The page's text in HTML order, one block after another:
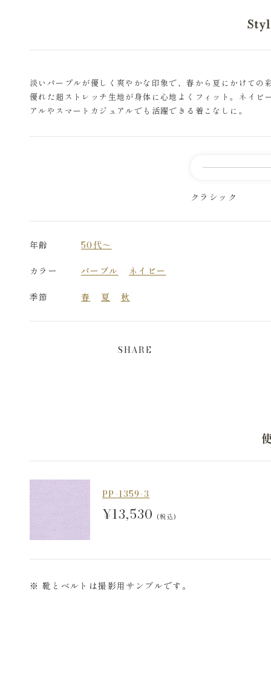
淡いパープルが優しく爽やかな印象で、春から夏にかけて
優れた超ストレッチ生地が身体に心地よくフィット。ネイ
アルやスマートカジュアルでも活躍できる着こなしに。
クラシック
年齢
50代～
カラー
パープル
ネイビー
季節
春 夏 秋
SHARE
PP-1359-3
¥13,530 (税込)
※ 靴とベルトは撮影用サンプルです。